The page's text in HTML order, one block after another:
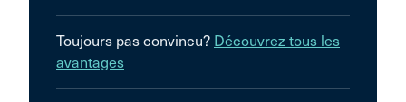
Toujours pas convincu? Découvrez tous les
avantages